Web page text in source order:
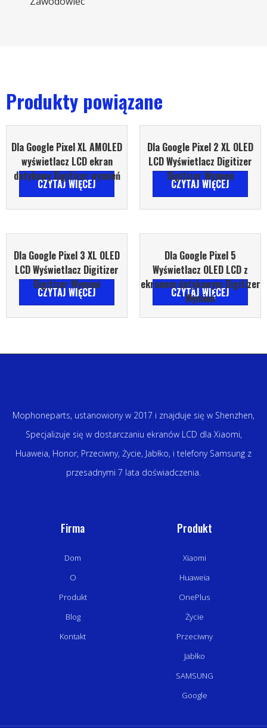
Produkty powiązane
Dla Google Pixel XL AMOLED
wyświetlacz LCD ekran
dotykowy Digitizer wymień
CZYTAJ WIĘCEJ
Dla Google Pixel 2 XL OLED
LCD Wyświetlacz Digitizer
Digitizer Wymień
CZYTAJ WIĘCEJ
Dla Google Pixel 3 XL OLED
LCD Wyświetlacz Digitizer
Digitizer Wymień
CZYTAJ WIĘCEJ
Dla Google Pixel 5
Wyświetlacz OLED LCD z
ekranem dotykowym Digitizer
Wymień
CZYTAJ WIĘCEJ
Mophoneparts, ustanowiony w 2017 i znajduje się w Shenzhen,
Specjalizuje się w dostarczaniu ekranów LCD dla Xiaomi,
Huaweia, Honor, Przeciwny, Życie, Jabłko, i telefony Samsung z
przesadnymi 7 lata doświadczenia.
Firma
Dom
O
Produkt
Blog
Kontakt
Produkt
Xiaomi
Huaweia
OnePlus
Życie
Przeciwny
Jabłko
SAMSUNG
Google